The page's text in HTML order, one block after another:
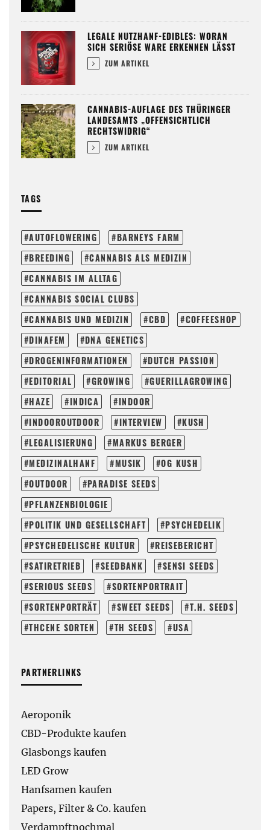
LEGALE NUTZHANF-EDIBLES: WORAN
SICH SERIÖSE WARE ERKENNEN LÄSST
ZUM ARTIKEL
CANNABIS-AUFLAGE DES THÜRINGER
LANDESAMTS „OFFENSICHTLICH
RECHTSWIDRIG“
ZUM ARTIKEL
TAGS
AUTOFLOWERING
BARNEYS FARM
BREEDING
CANNABIS ALS MEDIZIN
CANNABIS IM ALLTAG
CANNABIS SOCIAL CLUBS
CANNABIS UND MEDIZIN
CBD
COFFEESHOP
DINAFEM
DNA GENETICS
DROGENINFORMATIONEN
DUTCH PASSION
EDITORIAL
GROWING
GUERILLAGROWING
HAZE
INDICA
INDOOR
INDOOROUTDOOR
INTERVIEW
KUSH
LEGALISIERUNG
MARKUS BERGER
MEDIZINALHANF
MUSIK
OG KUSH
OUTDOOR
PARADISE SEEDS
PFLANZENBIOLOGIE
POLITIK UND GESELLSCHAFT
PSYCHEDELIK
PSYCHEDELISCHE KULTUR
REISEBERICHT
SATIRETRIEB
SEEDBANK
SENSI SEEDS
SERIOUS SEEDS
SORTENPORTRAIT
SORTENPORTRÄT
SWEET SEEDS
T.H. SEEDS
THCENE SORTEN
TH SEEDS USA
PARTNERLINKS
Aeroponik
CBD-Produkte kaufen
Glasbongs kaufen
LED Grow
Hanfsamen kaufen
Papers, Filter & Co. kaufen
Verdampftnochmal